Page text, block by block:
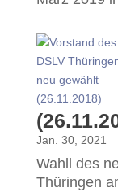
Jan. 30, 2021
Wahll des
Thüringen